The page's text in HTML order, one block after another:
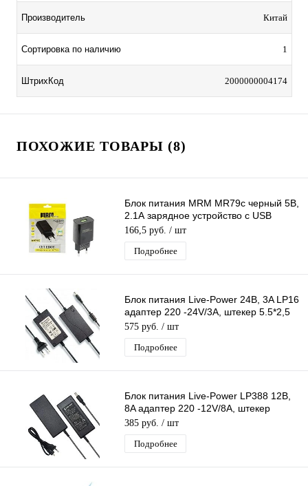
Производитель Китай
Сортировка по наличию 1
ШтрихКод 2000000004174
ПОХОЖИЕ ТОВАРЫ (8)
Блок питания MRM MR79c черный 5В,
2.1А зарядное устройство с USB
портом
166,5 руб. / шт
Подробнее
Блок питания Live-Power 24В, 3A LP16
адаптер 220 -24V/3A, штекер 5.5*2,5
мм
575 руб. / шт
Подробнее
Блок питания Live-Power LP388 12В,
8A адаптер 220 -12V/8A, штекер
5.5*2,5 мм
385 руб. / шт
Подробнее